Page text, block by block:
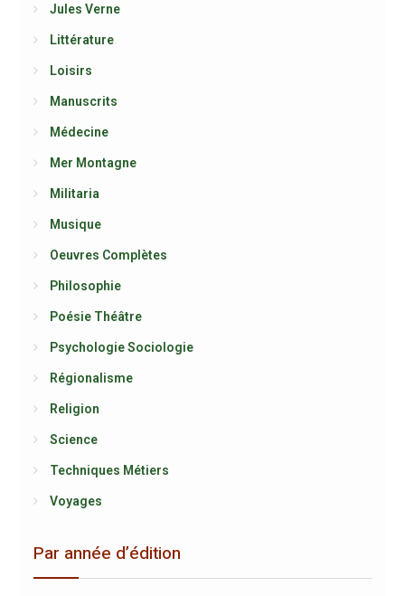
Jules Verne
Littérature
Loisirs
Manuscrits
Médecine
Mer Montagne
Militaria
Musique
Oeuvres Complètes
Philosophie
Poésie Théâtre
Psychologie Sociologie
Régionalisme
Religion
Science
Techniques Métiers
Voyages
Par année d’édition